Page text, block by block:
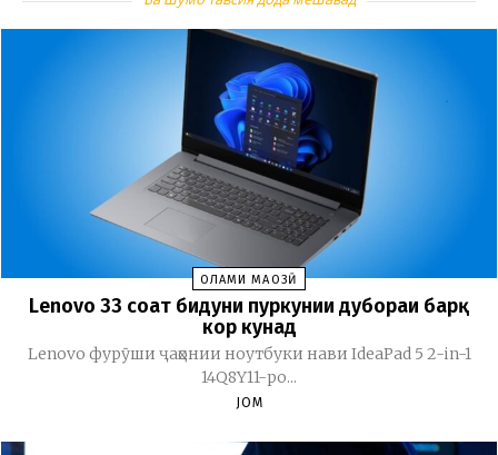
ОЛАМИ МАҶОЗӢ
Lenovo 33 соат бидуни пуркунии дубораи барқ
кор кунад
Lenovo фурӯши ҷаҳонии ноутбуки нави IdeaPad 5 2-in-1
14Q8Y11-ро...
JOM